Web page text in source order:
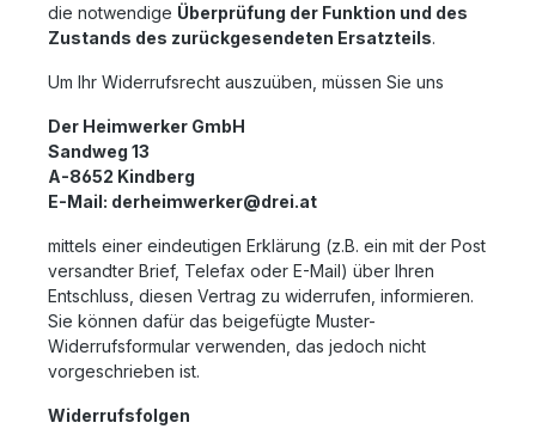
die notwendige Überprüfung der Funktion und des
Zustands des zurückgesendeten Ersatzteils.
Um Ihr Widerrufsrecht auszuüben, müssen Sie uns
Der Heimwerker GmbH
Sandweg 13
A-8652 Kindberg
E-Mail: derheimwerker@drei.at
mittels einer eindeutigen Erklärung (z.B. ein mit der Post
versandter Brief, Telefax oder E-Mail) über Ihren
Entschluss, diesen Vertrag zu widerrufen, informieren.
Sie können dafür das beigefügte Muster-
Widerrufsformular verwenden, das jedoch nicht
vorgeschrieben ist.
Widerrufsfolgen